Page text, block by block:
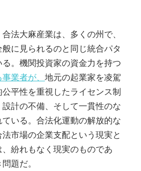
法大麻産業は、多くの州で、
に見られるのと同じ統合パタ
。機関投資家の資金力を持つ
業者が、 地元の起業家を凌駕
平性を重視したライセンス制
計の不備、そして一貫性のな
いる。合法化運動の解放的な
市場の企業支配という現実と
紛れもなく現実のものであ
題だ。